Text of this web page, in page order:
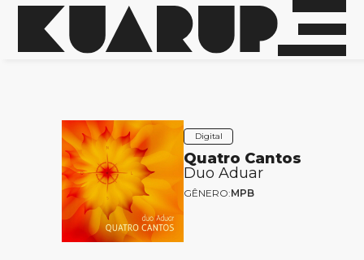
Digital
Quatro Cantos
Duo Aduar
GÊNERO:MPB